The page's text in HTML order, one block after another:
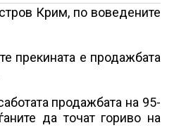
Крим, по воведените
прекината е продажбата
продажбата на 95-
да точат гориво на